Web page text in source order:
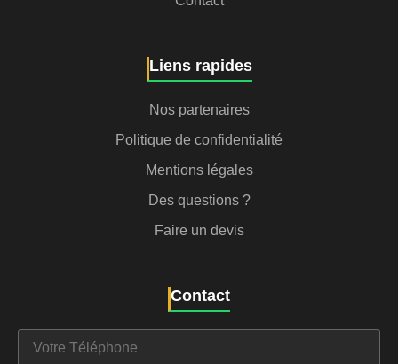
Liens rapides
Nos partenaires
Politique de confidentialité
Mentions légales
Des questions ?
Faire un devis
Contact